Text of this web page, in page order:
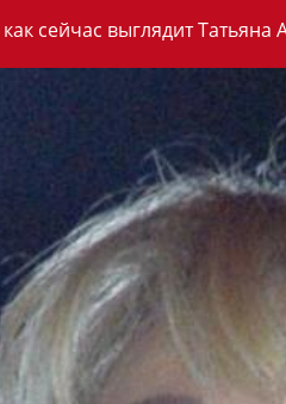
сейчас выглядит